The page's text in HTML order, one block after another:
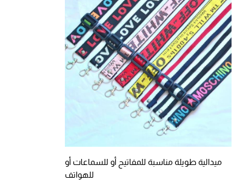
ميدالية طويلة مناسبة للمفاتيح أو للسماعات أو
للهواتف